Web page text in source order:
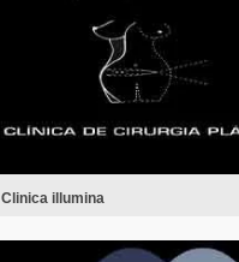
Clinica illumina